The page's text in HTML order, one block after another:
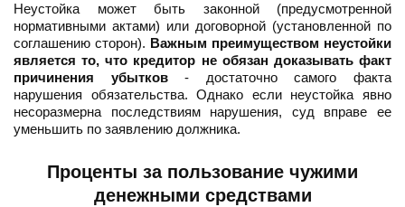
Неустойка может быть законной (предусмотренной
нормативными актами) или договорной (установленной по
соглашению сторон). Важным преимуществом неустойки
является то, что кредитор не обязан доказывать факт
причинения убытков- достаточно самого факта
нарушения обязательства. Однако если неустойка явно
несоразмерна последствиям нарушения, суд вправе ее
уменьшить по заявлению должника.
Проценты за пользование чужими
денежными средствами